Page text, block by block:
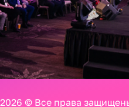
© Все права